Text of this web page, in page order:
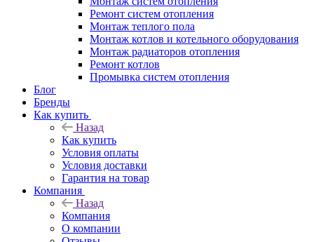
Ремонт систем отопления
Монтаж теплого пола
Монтаж котлов и котельного оборудования
Монтаж радиаторов отопления
Ремонт котлов
Промывка систем отопления
Блог
Бренды
Как купить
Назад
Как купить
Условия оплаты
Условия доставки
Гарантия на товар
Компания
Назад
Компания
О компании